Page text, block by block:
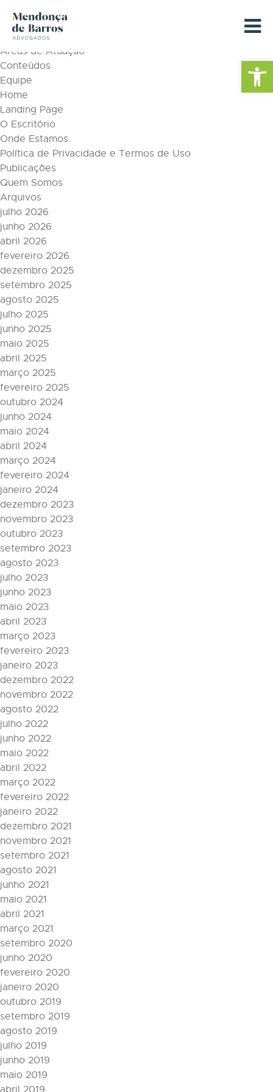
Barra de
Páginas
Áreas de Atuação
Conteúdos
Equipe
Home
Landing Page
O Escritório
Onde Estamos
Política de Privacidade e Termos de Uso
Publicações
Quem Somos
Arquivos
julho 2026
junho 2026
abril 2026
fevereiro 2026
dezembro 2025
setembro 2025
agosto 2025
julho 2025
junho 2025
maio 2025
abril 2025
março 2025
fevereiro 2025
outubro 2024
junho 2024
maio 2024
abril 2024
março 2024
fevereiro 2024
janeiro 2024
dezembro 2023
novembro 2023
outubro 2023
setembro 2023
agosto 2023
julho 2023
junho 2023
maio 2023
abril 2023
março 2023
fevereiro 2023
janeiro 2023
dezembro 2022
novembro 2022
agosto 2022
julho 2022
junho 2022
maio 2022
abril 2022
março 2022
fevereiro 2022
janeiro 2022
dezembro 2021
novembro 2021
setembro 2021
agosto 2021
junho 2021
maio 2021
abril 2021
março 2021
setembro 2020
junho 2020
fevereiro 2020
janeiro 2020
outubro 2019
setembro 2019
agosto 2019
julho 2019
junho 2019
maio 2019
abril 2019